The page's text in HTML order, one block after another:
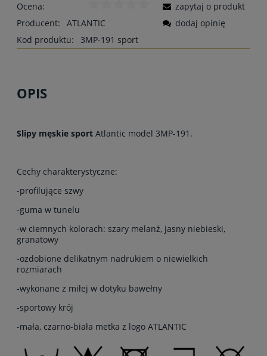
Ocena:
Producent:
ATLANTIC
Kod produktu:
3MP-191 sport
zapytaj o produkt
dodaj opinię
OPIS
Slipy męskie sport Atlantic model 3MP-191.
Cechy charakterystyczne:
-profilujące szwy
-guma w tunelu
-w ciemnych kolorach: szary melanż, jasny niebieski,
granatowy
-ozdobione delikatnym nadrukiem o niewielkich
rozmiarach
-wykonane z miłej w dotyku bawełny
-sportowy krój
-mała, czarno-biała metka z logo ATLANTIC